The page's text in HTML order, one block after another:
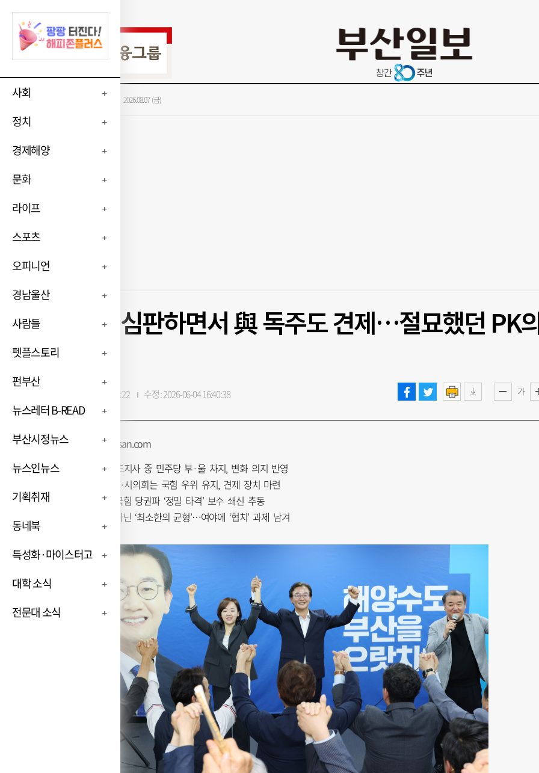
사회
정치
경제해양
문화
라이프
스포츠
오피니언
경남울산
사람들
펫플스토리
펀부산
뉴스레터 B-READ
부산시정뉴스
뉴스인뉴스
기획취재
동네북
특성화·마이스터고
대학 소식
전문대 소식
가장 많이 본 뉴스 2026.08.07 (금)
野 퇴행 심판하면서 與 독주도 견제…절묘했던 PK
선택
가
입력 : 2026-06-04 16:38:22 수정 : 2026-06-04 16:40:38
전창훈 기자 jch@busan.com
野 독점 3개 시도지사 중 민주당 부·울 차지, 변화 의지 반영
반면 기초단체장·시의회는 국힘 우위 유지, 견제 장치 마련
한동훈 승리로 국힘 당권파 ‘정밀 타격’ 보수 쇄신 추동
압승도 궤멸도 아닌 ‘최소한의 균형’…여야에 ‘협치’ 과제 남겨